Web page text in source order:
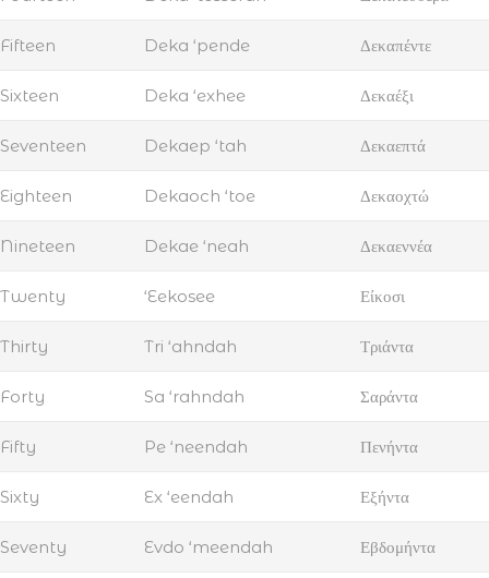
Fifteen Deka ‘pende Δεκαπέντε
Sixteen Deka ‘exhee Δεκαέξι
Seventeen Dekaep ‘tah Δεκαεπτά
Eighteen Dekaoch ‘toe Δεκαοχτώ
Nineteen Dekae ‘neah Δεκαεννέα
Twenty ‘Eekosee Είκοσι
Thirty Tri ‘ahndah Τριάντα
Forty Sa ‘rahndah Σαράντα
Fifty Pe ‘neendah Πενήντα
Sixty Ex ‘eendah Εξήντα
Seventy Evdo ‘meendah Εβδομήντα